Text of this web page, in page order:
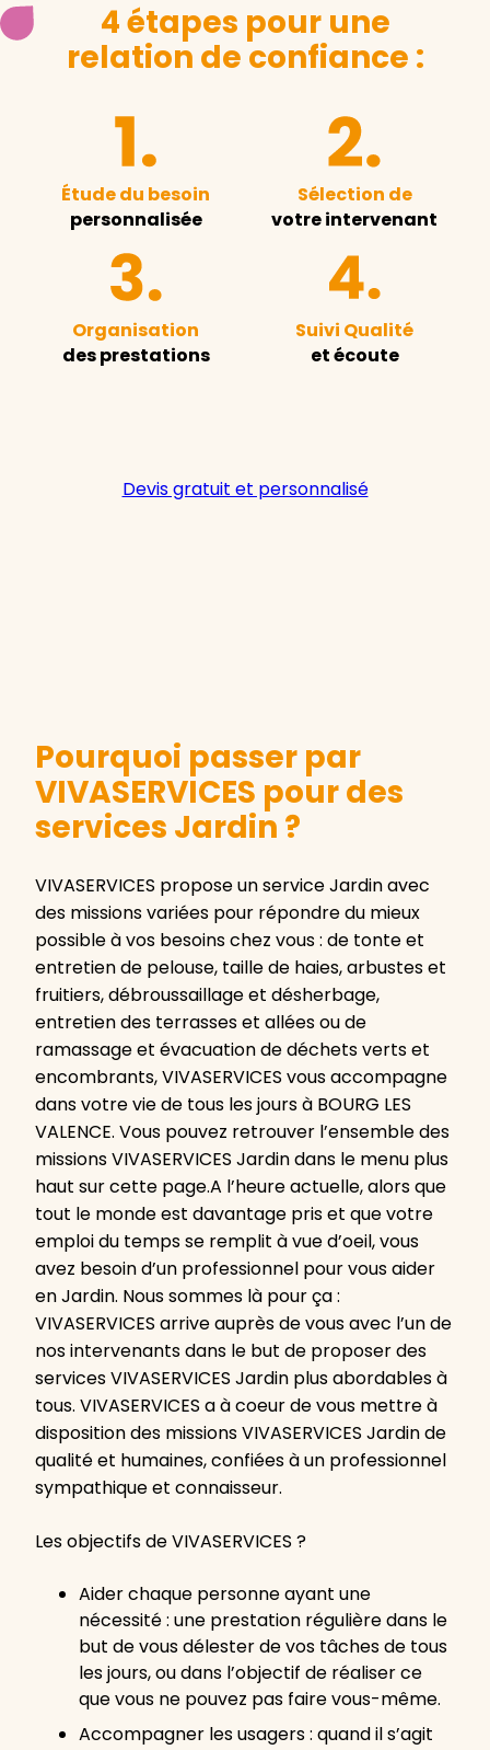
4 étapes pour une
relation de confiance :
Étude du besoin
personnalisée
Sélection de
votre intervenant
Organisation
des prestations
Suivi Qualité
et écoute
Devis gratuit et personnalisé
Pourquoi passer par
VIVASERVICES pour des
services Jardin ?
VIVASERVICES propose un service Jardin avec
des missions variées pour répondre du mieux
possible à vos besoins chez vous : de tonte et
entretien de pelouse, taille de haies, arbustes et
fruitiers, débroussaillage et désherbage,
entretien des terrasses et allées ou de
ramassage et évacuation de déchets verts et
encombrants, VIVASERVICES vous accompagne
dans votre vie de tous les jours à BOURG LES
VALENCE. Vous pouvez retrouver l’ensemble des
missions VIVASERVICES Jardin dans le menu plus
haut sur cette page.A l’heure actuelle, alors que
tout le monde est davantage pris et que votre
emploi du temps se remplit à vue d’oeil, vous
avez besoin d’un professionnel pour vous aider
en Jardin. Nous sommes là pour ça :
VIVASERVICES arrive auprès de vous avec l’un de
nos intervenants dans le but de proposer des
services VIVASERVICES Jardin plus abordables à
tous. VIVASERVICES a à coeur de vous mettre à
disposition des missions VIVASERVICES Jardin de
qualité et humaines, confiées à un professionnel
sympathique et connaisseur.
Les objectifs de VIVASERVICES ?
Aider chaque personne ayant une
nécessité : une prestation régulière dans le
but de vous délester de vos tâches de tous
les jours, ou dans l’objectif de réaliser ce
que vous ne pouvez pas faire vous-même.
Accompagner les usagers : quand il s’agit